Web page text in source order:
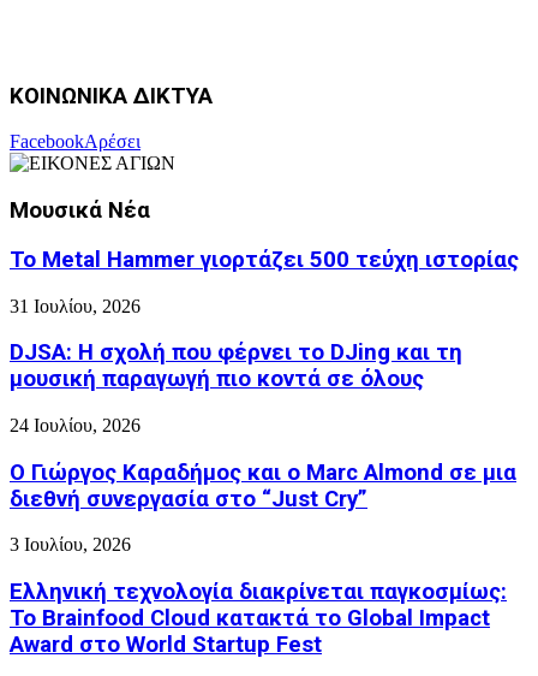
ΚΟΙΝΩΝΙΚΑ ΔΙΚΤΥΑ
FacebookΑρέσει
Μουσικά Νέα
Το Metal Hammer γιορτάζει 500 τεύχη ιστορίας
31 Ιουλίου, 2026
DJSA: Η σχολή που φέρνει το DJing και τη
μουσική παραγωγή πιο κοντά σε όλους
24 Ιουλίου, 2026
Ο Γιώργος Καραδήμος και ο Marc Almond σε μια
διεθνή συνεργασία στο “Just Cry”
3 Ιουλίου, 2026
Ελληνική τεχνολογία διακρίνεται παγκοσμίως:
Το Brainfood Cloud κατακτά το Global Impact
Award στο World Startup Fest